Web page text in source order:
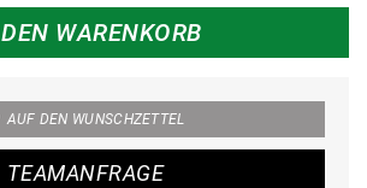
WARENKORB
AUF DEN WUNSCHZETTEL
TEAMANFRAGE